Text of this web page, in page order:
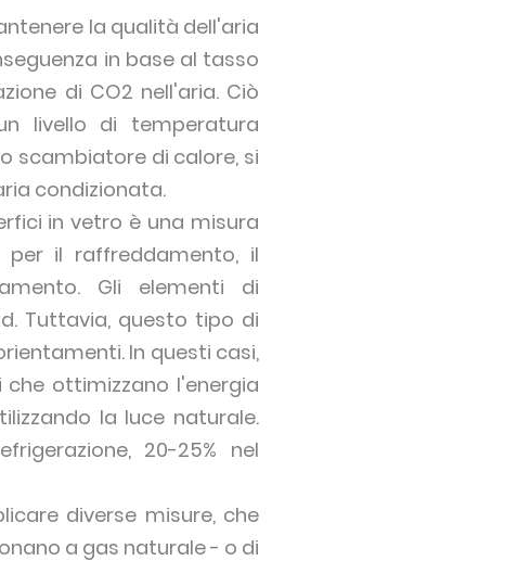
la qualità dell'aria
in base al tasso
di CO2 nell'aria. Ciò
livello di temperatura
scambiatore di calore, si
condizionata.
in vetro è una misura
il raffreddamento, il
Gli elementi di
Tuttavia, questo tipo di
In questi casi,
ottimizzano l'energia
la luce naturale.
20-25% nel
diverse misure, che
a gas naturale - o di